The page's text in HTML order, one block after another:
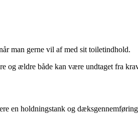
man gerne vil af med sit toiletindhold.
og ældre både kan være undtaget fra
en holdningstank og